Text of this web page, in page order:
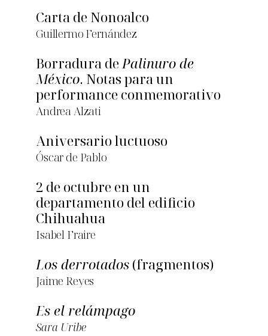
Carta de Nonoalco
Guillermo Fernández
Borradura de Palinuro de
México. Notas para un
performance conmemorativo
Andrea Alzati
Aniversario luctuoso
Óscar de Pablo
2 de octubre en un
departamento del edificio
Chihuahua
Isabel Fraire
Los derrotados (fragmentos)
Jaime Reyes
Es el relámpago
Sara Uribe